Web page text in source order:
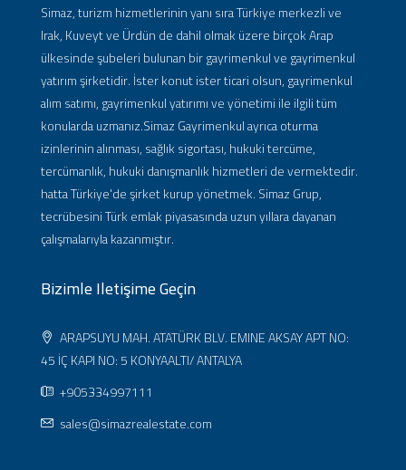
Simaz, turizm hizmetlerinin yanı sıra Türkiye merkezli ve
Irak, Kuveyt ve Ürdün de dahil olmak üzere birçok Arap
ülkesinde şubeleri bulunan bir gayrimenkul ve gayrimenkul
yatırım şirketidir. İster konut ister ticari olsun, gayrimenkul
alım satımı, gayrimenkul yatırımı ve yönetimi ile ilgili tüm
konularda uzmanız.Simaz Gayrimenkul ayrıca oturma
izinlerinin alınması, sağlık sigortası, hukuki tercüme,
tercümanlık, hukuki danışmanlık hizmetleri de vermektedir.
hatta Türkiye'de şirket kurup yönetmek. Simaz Grup,
tecrübesini Türk emlak piyasasında uzun yıllara dayanan
çalışmalarıyla kazanmıştır.
Bizimle Iletişime Geçin
ARAPSUYU MAH. ATATÜRK BLV. EMINE AKSAY APT NO:
45 İÇ KAPI NO: 5 KONYAALTI/ ANTALYA
+905334997111
sales@simazrealestate.com